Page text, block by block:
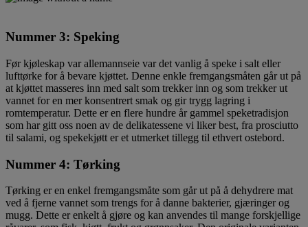
Nummer 3: Speking
Før kjøleskap var allemannseie var det vanlig å speke i salt eller
lufttørke for å bevare kjøttet. Denne enkle fremgangsmåten går ut på
at kjøttet masseres inn med salt som trekker inn og som trekker ut
vannet for en mer konsentrert smak og gir trygg lagring i
romtemperatur. Dette er en flere hundre år gammel speketradisjon
som har gitt oss noen av de delikatessene vi liker best, fra prosciutto
til salami, og spekekjøtt er et utmerket tillegg til ethvert ostebord.
Nummer 4: Tørking
Tørking er en enkel fremgangsmåte som går ut på å dehydrere mat
ved å fjerne vannet som trengs for å danne bakterier, gjæringer og
mugg. Dette er enkelt å gjøre og kan anvendes til mange forskjellige